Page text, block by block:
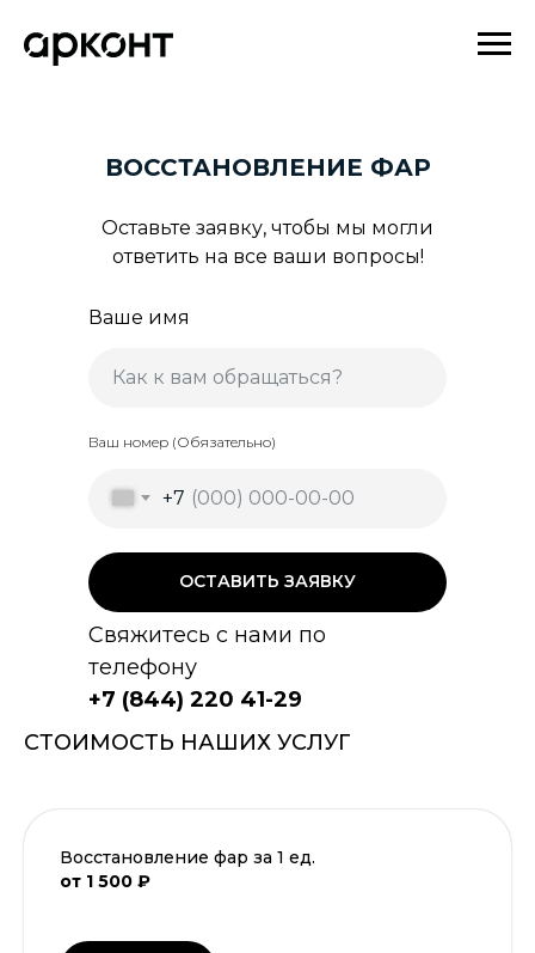
ВОССТАНОВЛЕНИЕ ФАР
Оставьте заявку, чтобы мы могли
ответить на все ваши вопросы!
Ваше имя
Ваш номер (Обязательно)
+7
ОСТАВИТЬ ЗАЯВКУ
Свяжитесь с нами по
телефону
+7 (844) 220 41-29
СТОИМОСТЬ НАШИХ УСЛУГ
Восстановление фар за 1 ед.
от 1 500 ₽